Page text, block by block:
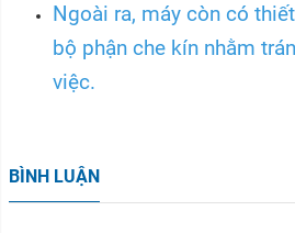
Ngoài ra, máy còn có
bộ phận che kín nhằm
việc.
BÌNH LUẬN